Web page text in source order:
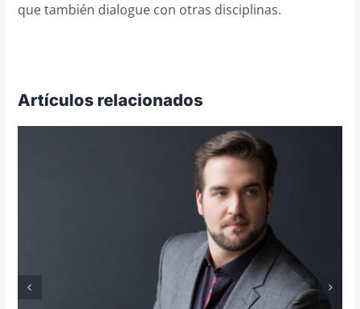
que también dialogue con otras disciplinas.
Artículos relacionados